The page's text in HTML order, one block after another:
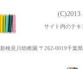
サイト内のテ
新検見川幼稚園 〒262-0019千葉